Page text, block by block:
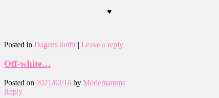
♥
Posted in Dagens outfit | Leave a reply
Off-white…
Posted on 2021/02/16 by Modemamma
Reply